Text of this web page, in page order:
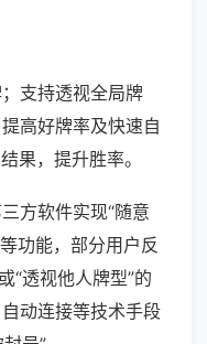
支持透视全局牌
高好牌率及快速自
果，提升胜率。
方软件实现“随意
功能，部分用户反
“透视他人牌型”的
动连接等技术手段